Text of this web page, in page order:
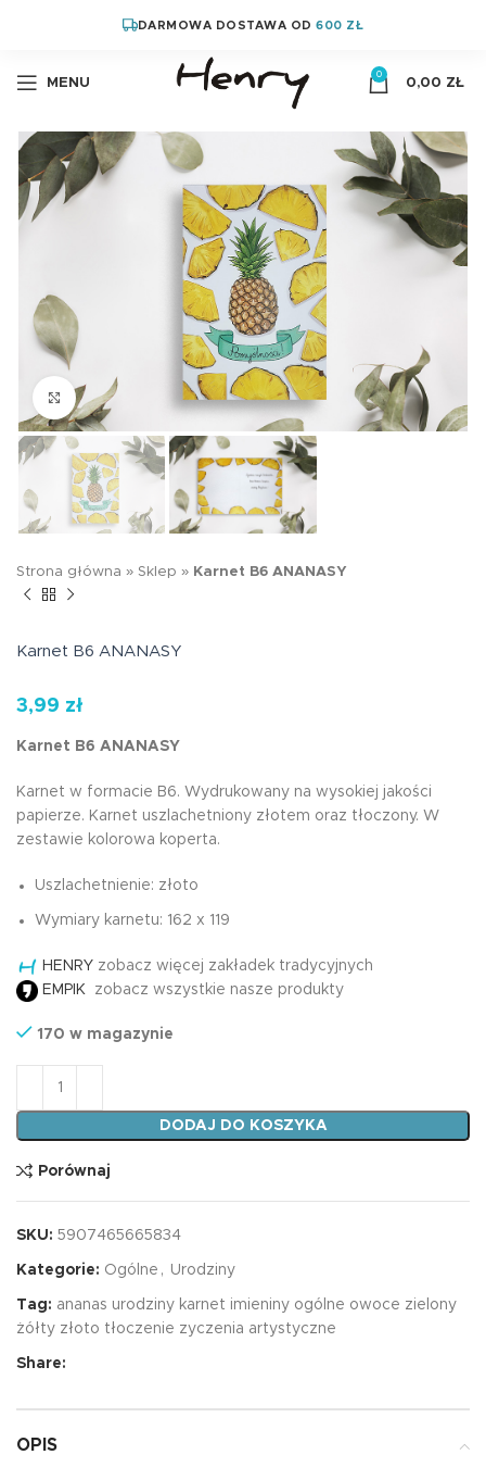
DARMOWA DOSTAWA OD600 ZŁ
MENU
0
0,00 ZŁ
Kliknij aby powiększyć
Strona główna » Sklep » Karnet B6 ANANASY
Karnet B6 ANANASY
3,99 zł
Karnet B6 ANANASY
Karnet w formacie B6. Wydrukowany na wysokiej jakości
papierze. Karnet uszlachetniony złotem oraz tłoczony. W
zestawie kolorowa koperta.
Uszlachetnienie: złoto
Wymiary karnetu: 162 x 119
HENRY zobacz więcej zakładek tradycyjnych
EMPIK zobacz wszystkie nasze produkty
170 w magazynie
ilość Karnet B6 ANANASY
DODAJ DO KOSZYKA
Porównaj
SKU: 5907465665834
Kategorie: Ogólne , Urodziny
Tag: ananas urodziny karnet imieniny ogólne owoce zielony
żółty złoto tłoczenie zyczenia artystyczne
Share:
OPIS